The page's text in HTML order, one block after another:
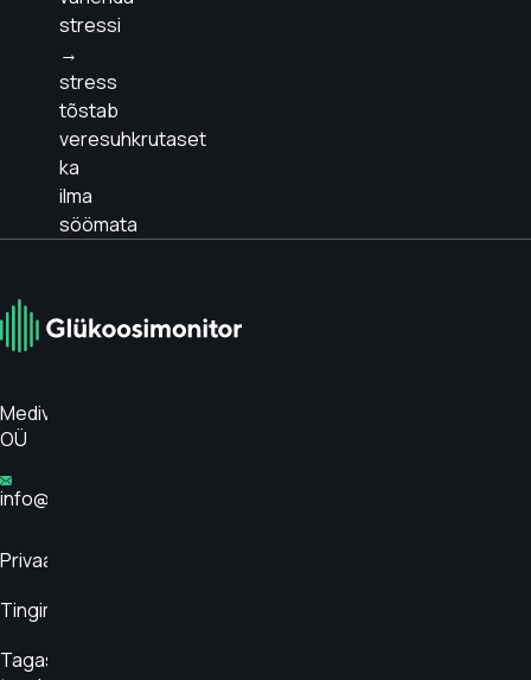
stressi
→
stress
tõstab
veresuhkrutaset
ka
ilma
söömata
Medivar
OÜ
info@glükoosimonitor.ee
Privaatsuspoliitika
Tingimused
Tagasta